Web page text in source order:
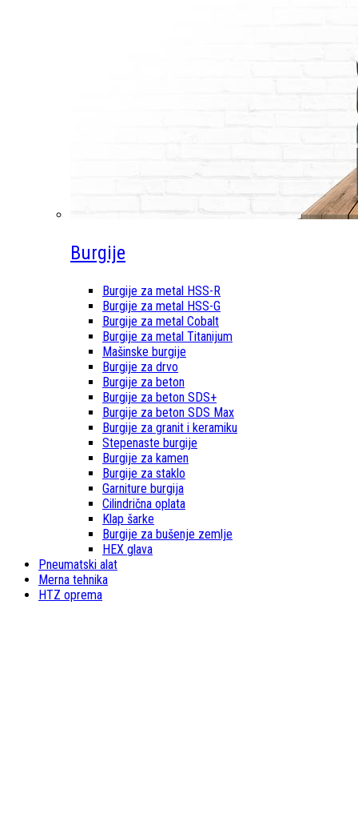
Burgije
Burgije za metal HSS-R
Burgije za metal HSS-G
Burgije za metal Cobalt
Burgije za metal Titanijum
Mašinske burgije
Burgije za drvo
Burgije za beton
Burgije za beton SDS+
Burgije za beton SDS Max
Burgije za granit i keramiku
Stepenaste burgije
Burgije za kamen
Burgije za staklo
Garniture burgija
Cilindrična oplata
Klap šarke
Burgije za bušenje zemlje
HEX glava
Pneumatski alat
Merna tehnika
HTZ oprema